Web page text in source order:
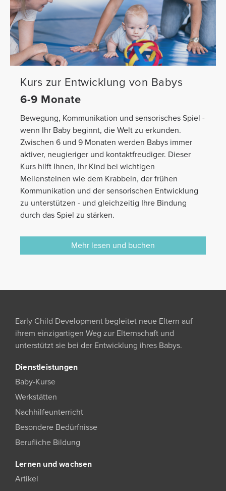
Kurs zur Entwicklung von Babys
6-9 Monate
Bewegung, Kommunikation und sensorisches Spiel -
wenn Ihr Baby beginnt, die Welt zu erkunden.
Zwischen 6 und 9 Monaten werden Babys immer
aktiver, neugieriger und kontaktfreudiger. Dieser
Kurs hilft Ihnen, Ihr Kind bei wichtigen
Meilensteinen wie dem Krabbeln, der frühen
Kommunikation und der sensorischen Entwicklung
zu unterstützen - und gleichzeitig Ihre Bindung
durch das Spiel zu stärken.
Mehr lesen und buchen
Early Child Development begleitet neue Eltern auf
ihrem einzigartigen Weg zur Elternschaft und
unterstützt sie bei der Entwicklung ihres Babys.
Dienstleistungen
Baby-Kurse
Werkstätten
Nachhilfeunterricht
Besondere Bedürfnisse
Berufliche Bildung
Lernen und wachsen
Artikel